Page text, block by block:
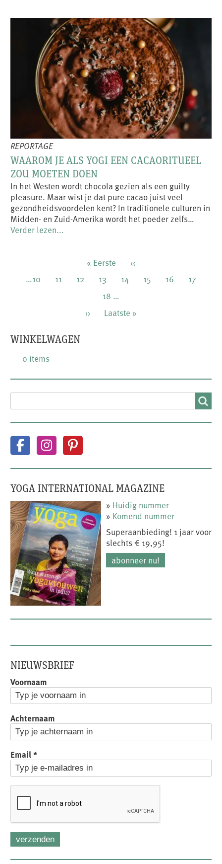
REPORTAGE
WAAROM JE ALS YOGI EEN CACAORITUEEL
ZOU MOETEN DOEN
In het Westen wordt chocola gezien als een guilty
pleasure. Maar wist je dat pure cacao juist veel
gezondheidsvoordelen kent? In traditionele culturen in
Midden- en Zuid-Amerika wordt het poeder zelfs…
Verder lezen...
Eerste
« Eerste
Vorige
‹‹
Pagina
…10 Pagina
11 Pagina
12 Pagina
13
Huidige
14 Pagina
15 Pagina
16 Pagina
17
Pagina
18 …
Volgende
››
Laatste
Laatste »
WINKELWAGEN
0 items
YOGA INTERNATIONAL MAGAZINE
» Huidig nummer
» Komend nummer
Superaanbieding! 1 jaar voor
slechts € 19,95!
abonneer nu!
NIEUWSBRIEF
Voornaam
Achternaam
Email*
verzenden